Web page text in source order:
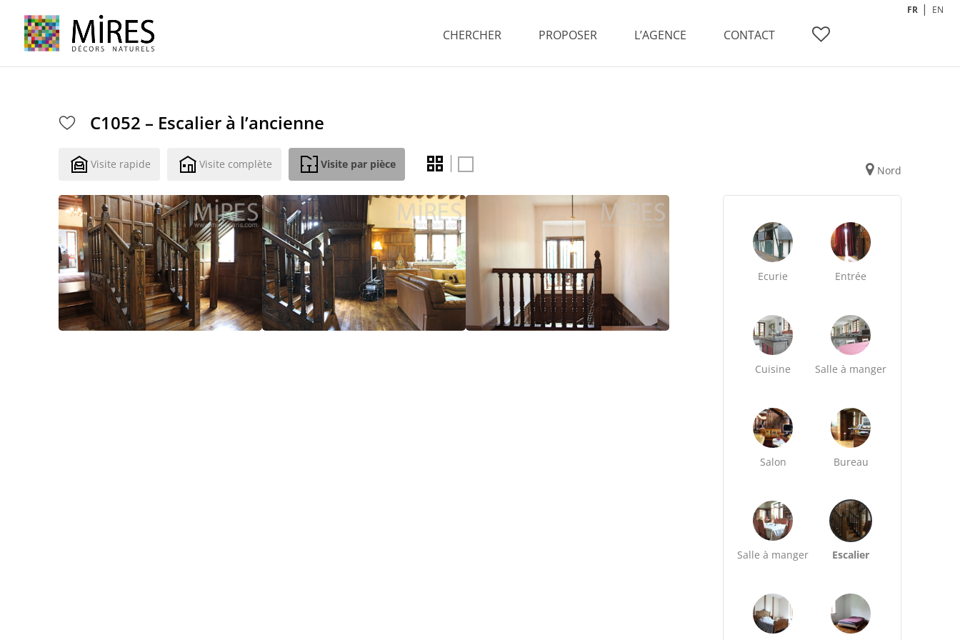
CHERCHER PROPOSER L’AGENCE CONTACT
FR EN
C1052 – Escalier à l’ancienne
Visite rapide Visite complète Visite par pièce Nord
Ecurie Entrée
Cuisine Salle à manger
Salon Bureau
Salle à manger Escalier